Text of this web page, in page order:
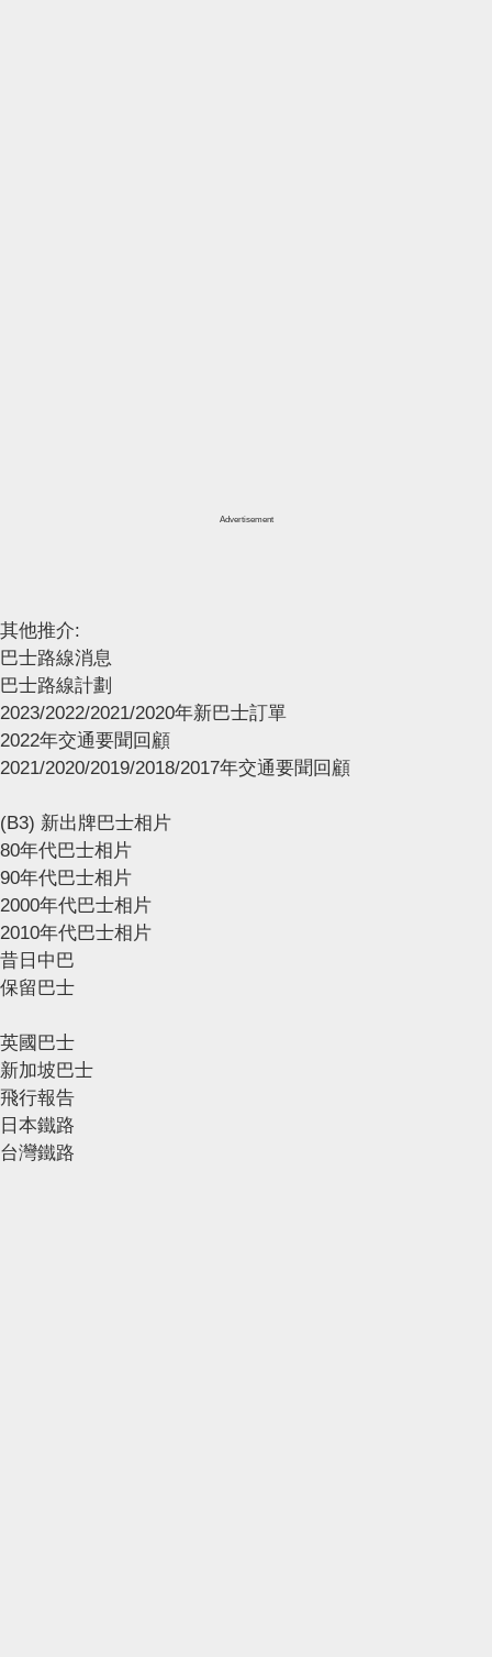
Advertisement
其他推介:
巴士路線消息
巴士路線計劃
2023/2022/2021/2020年新巴士訂單
2022年交通要聞回顧
2021/2020/2019/2018/2017年交通要聞回顧
(B3) 新出牌巴士相片
80年代巴士相片
90年代巴士相片
2000年代巴士相片
2010年代巴士相片
昔日中巴
保留巴士
英國巴士
新加坡巴士
飛行報告
日本鐵路
台灣鐵路